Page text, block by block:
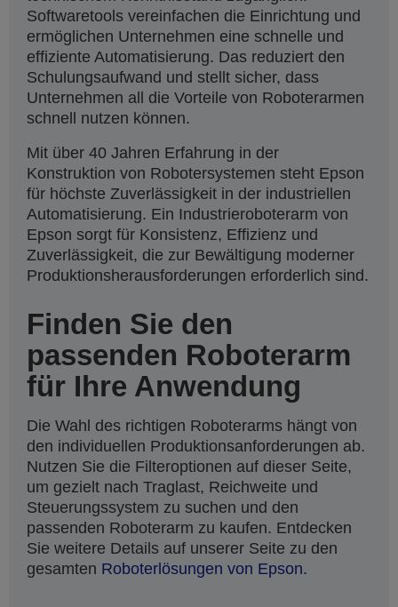
Softwaretools vereinfachen die Einrichtung und
ermöglichen Unternehmen eine schnelle und
effiziente Automatisierung. Das reduziert den
Schulungsaufwand und stellt sicher, dass
Unternehmen all die Vorteile von Roboterarmen
schnell nutzen können.
Mit über 40 Jahren Erfahrung in der
Konstruktion von Robotersystemen steht Epson
für höchste Zuverlässigkeit in der industriellen
Automatisierung. Ein Industrieroboterarm von
Epson sorgt für Konsistenz, Effizienz und
Zuverlässigkeit, die zur Bewältigung moderner
Produktionsherausforderungen erforderlich sind.
Finden Sie den
passenden Roboterarm
für Ihre Anwendung
Die Wahl des richtigen Roboterarms hängt von
den individuellen Produktionsanforderungen ab.
Nutzen Sie die Filteroptionen auf dieser Seite,
um gezielt nach Traglast, Reichweite und
Steuerungssystem zu suchen und den
passenden Roboterarm zu kaufen. Entdecken
Sie weitere Details auf unserer Seite zu den
gesamten Roboterlösungen von Epson.